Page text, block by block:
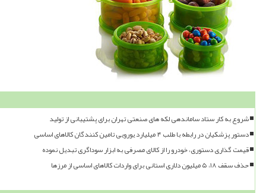
شروع به کار ستاد ساماندهی لکه های صنعتی تهران برای پشتیبانی از تولید
دستور پزشکیان در رابطه با طلب ۴ میلیارد یورویی تامین کنندگان کالاهای اساسی
قیمت گذاری دستوری، خودرو را از کالای مصرفی به ابزار سوداگری تبدیل نموده
حذف سقف ۱۸، ۵ میلیون دلاری استانی برای واردات کالاهای اساسی از مرزها